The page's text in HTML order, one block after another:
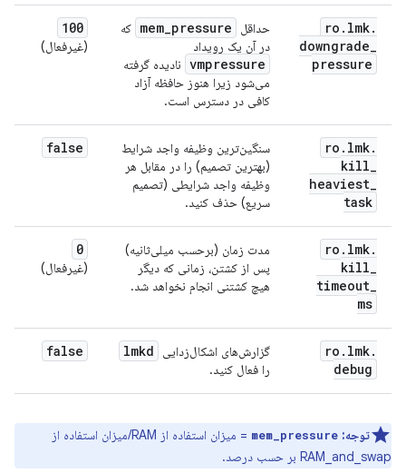
ro . lmk.
downgrade_
pressure
حداقل mem_pressure
که
در آن یک رویداد
vmpressure نادیده گرفته
می‌شود زیرا هنوز حافظه آزاد
کافی در دسترس است.
100
(غیرفعال)
ro . lmk.
kill_
heaviest_
task
سنگین‌ترین وظیفه واجد شرایط
(بهترین تصمیم) را در مقابل هر
وظیفه واجد شرایطی (تصمیم
سریع) حذف کنید.
false
ro . lmk.
kill_
timeout_
ms
مدت زمان (برحسب میلی‌ثانیه)
پس از کشتن، زمانی که دیگر
هیچ کشتنی انجام نخواهد شد.
0
(غیرفعال)
ro . lmk.
debug
گزارش‌های اشکال‌زدایی lmkd
را فعال کنید.
false
توجه: mem_pressure
= میزان استفاده از RAM/میزان استفاده از
RAM_and_swap بر حسب درصد.